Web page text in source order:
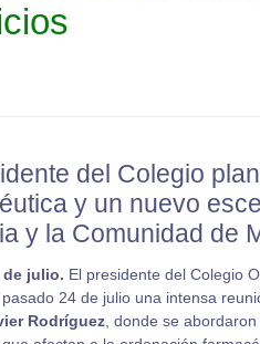
del Colegio
y un nuevo
y la Comunidad de
de julio. El presidente del Colegio
24 de julio una intensa
Rodríguez, donde se